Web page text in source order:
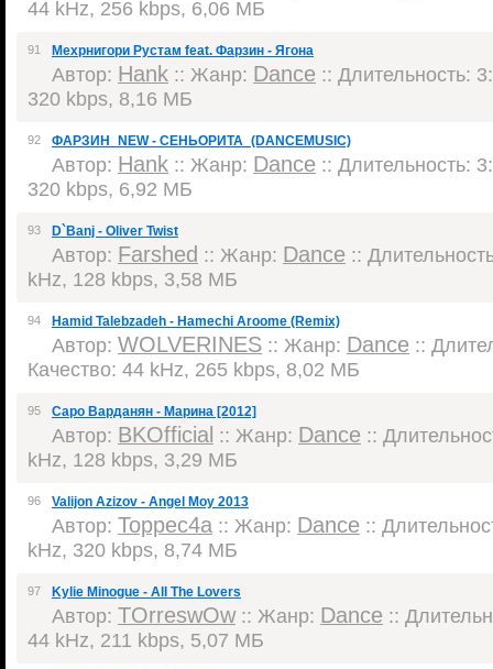
44 kHz, 256 kbps, 6,06 МБ
91 Мехрнигори Рустам feat. Фарзин - Ягона
Автор: Hank :: Жанр: Dance :: Длительность:
320 kbps, 8,16 МБ
92 ФАРЗИН_NEW - СЕНЬОРИТА_(DANCEMUSIC)
Автор: Hank :: Жанр: Dance :: Длительность:
320 kbps, 6,92 МБ
93 D`Banj - Oliver Twist
Автор: Farshed :: Жанр: Dance ::
kHz, 128 kbps, 3,58 МБ
94 Hamid Talebzadeh - Hamechi Aroome (Remix)
Автор: WOLVERINES :: Жанр: Dance ::
Качество: 44 kHz, 265 kbps, 8,02 МБ
95 Саро Варданян - Марина [2012]
Автор: BKOfficial :: Жанр: Dance ::
kHz, 128 kbps, 3,29 МБ
96 Valijon Azizov - Angel Moy 2013
Автор: Торрес4а :: Жанр: Dance ::
kHz, 320 kbps, 8,74 МБ
97 Kylie Minogue - All The Lovers
Автор: TOrreswOw:: Жанр: Dance ::
44 kHz, 211 kbps, 5,07 МБ